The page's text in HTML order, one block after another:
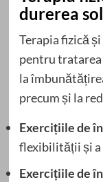
durerea
Terapia fizică
pentru
la
precum și la
Exercițiile de
flexibilității și
Exercițiile de